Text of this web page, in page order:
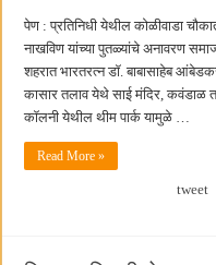
पेण : प्रतिनिधी येथील कोळीवाडा
नाखविण यांच्या पुतळ्यांचे अनावरण
शहरात भारतरत्न डॉ. बाबासाहेब
कासार तलाव येथे साई मंदिर, कवंडाळ
कॉलनी येथील थीम पार्क यामुळे …
Read More »
tweet